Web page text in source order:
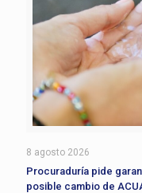
8 agosto 2026
Procuraduría pide
posible cambio de